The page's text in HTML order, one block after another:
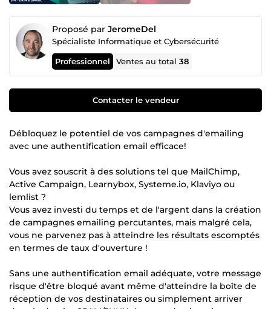
Proposé par JeromeDel
Spécialiste Informatique et Cybersécurité
Professionnel Ventes au total38
Contacter le vendeur
Débloquez le potentiel de vos campagnes d'emailing
avec une authentification email efficace!
Vous avez souscrit à des solutions tel que MailChimp,
Active Campaign, Learnybox, Systeme.io, Klaviyo ou
lemlist ?
Vous avez investi du temps et de l'argent dans la création
de campagnes emailing percutantes, mais malgré cela,
vous ne parvenez pas à atteindre les résultats escomptés
en termes de taux d'ouverture !
Sans une authentification email adéquate, votre message
risque d'être bloqué avant même d'atteindre la boîte de
réception de vos destinataires ou simplement arriver